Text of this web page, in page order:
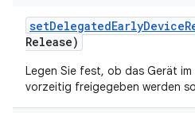
setDelegatedEarlyDevice
Release)
Legen Sie fest, ob das Gerät
vorzeitig freigegeben werden